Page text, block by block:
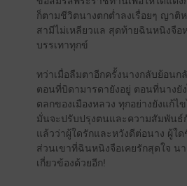
ก็ตามชีวิตนางตกต่ำลงเรื่อยๆ ญาติ
สามีไม่เหลียวแล สุดท้ายฉินหนิงจือ
บรรเทาทุกข์
ทว่าเมื่อลืมตาอีกครั้งนางกลับย้อนก
ตอนที่บิดามารดายังอยู่ ตอนที่นางยั
ตลกของเมืองหลวง ทุกอย่างยังแก้ไ
มั่นจะปรับปรุงตนและความสัมพันธ์
แล้วว่าผู้ใดรักและหวังดีต่อนาง ผู้ใ
ส่วนเขาที่ฉินหนิงจือเคยรักสุดใจ นา
เกี่ยวข้องด้วยอีก!